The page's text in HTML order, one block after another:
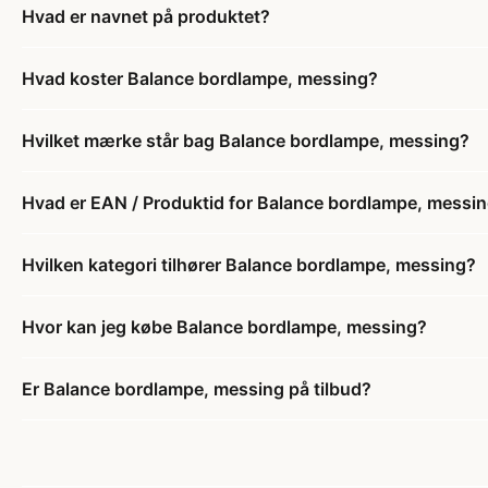
Hvad er navnet på produktet?
Hvad koster Balance bordlampe, messing?
Hvilket mærke står bag Balance bordlampe, messing?
Hvad er EAN / Produktid for Balance bordlampe,
Hvilken kategori tilhører Balance bordlampe, messing?
Hvor kan jeg købe Balance bordlampe, messing?
Er Balance bordlampe, messing på tilbud?